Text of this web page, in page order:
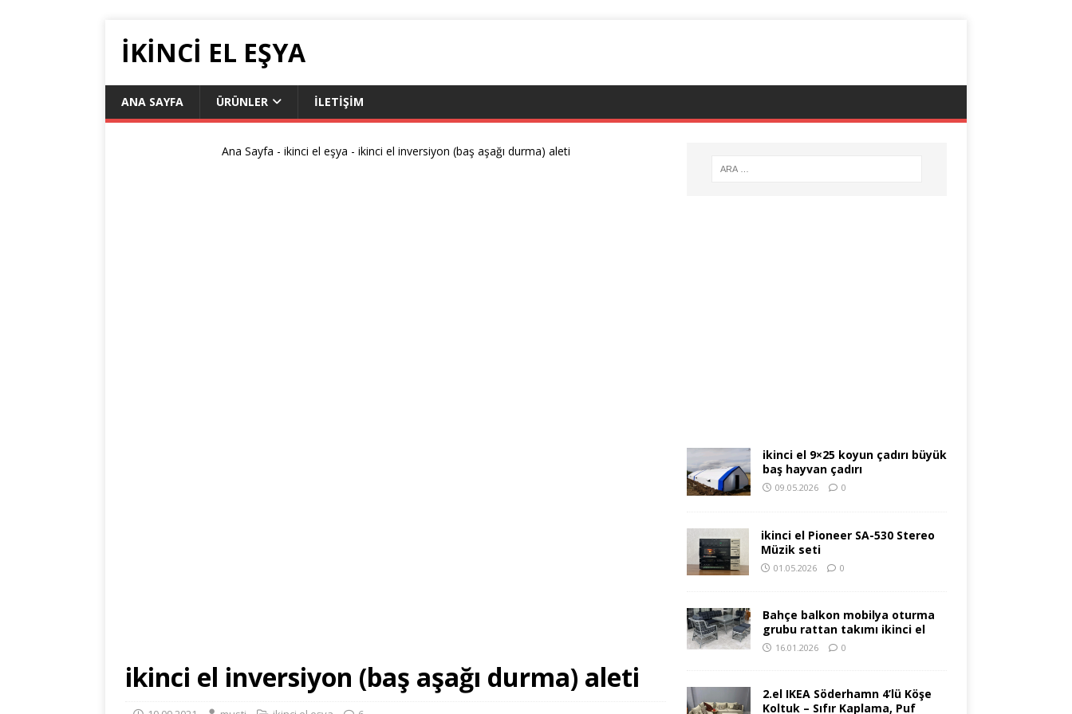
İKİNCİ EL EŞYA
ANA SAYFA ÜRÜNLER ILETIŞIM
Ana Sayfa - ikinci el eşya - ikinci el inversiyon (baş aşağı durma) aleti
ikinci el inversiyon (baş aşağı durma) aleti
ikinci el 9×25 koyun çadırı büyük
baş hayvan çadırı
09.05.2026 0
ikinci el Pioneer SA-530 Stereo
Müzik seti
01.05.2026 0
Bahçe balkon mobilya oturma
grubu rattan takımı ikinci el
16.01.2026 0
2.el IKEA Söderhamn 4’lü Köşe
Koltuk – Sıfır Kaplama, Puf